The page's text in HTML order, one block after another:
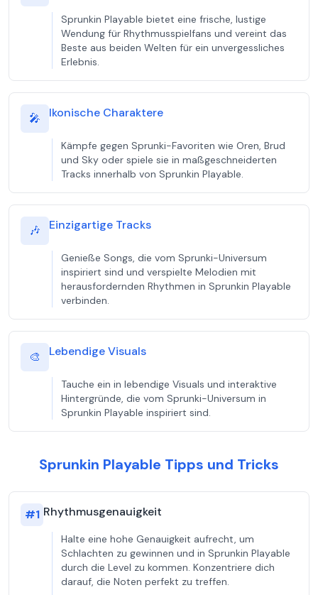
Sprunkin Playable bietet eine frische, lustige
Wendung für Rhythmusspielfans und vereint das
Beste aus beiden Welten für ein unvergessliches
Erlebnis.
🎤 Ikonische Charaktere
Kämpfe gegen Sprunki-Favoriten wie Oren, Brud
und Sky oder spiele sie in maßgeschneiderten
Tracks innerhalb von Sprunkin Playable.
🎶 Einzigartige Tracks
Genieße Songs, die vom Sprunki-Universum
inspiriert sind und verspielte Melodien mit
herausfordernden Rhythmen in Sprunkin Playable
verbinden.
🎨 Lebendige Visuals
Tauche ein in lebendige Visuals und interaktive
Hintergründe, die vom Sprunki-Universum in
Sprunkin Playable inspiriert sind.
Sprunkin Playable Tipps und Tricks
#1 Rhythmusgenauigkeit
Halte eine hohe Genauigkeit aufrecht, um
Schlachten zu gewinnen und in Sprunkin Playable
durch die Level zu kommen. Konzentriere dich
darauf, die Noten perfekt zu treffen.